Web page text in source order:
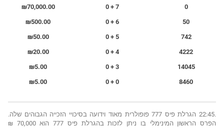
0
50
742
4222
14045
8460
7 + 0
6 + 0
5 + 0
4 + 0
3 + 0
0 + 0
₪70,000.00
₪500.00
₪50.00
₪20.00
₪5.00
₪5.00
.22:45 הגרלת פיס 777 פופולרית מאוד וידועה בסיכויי הזכייה הגבוהים שלה.
הפרס הראשון המינימלי בו ניתן לזכות בהגרלת פיס 777 הוא 70,000 ₪